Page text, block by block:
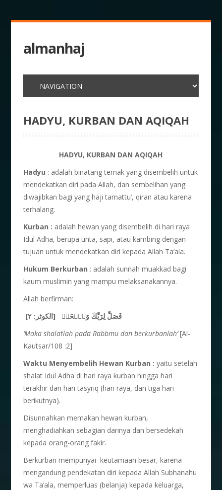
almanhaj
HADYU, KURBAN DAN AQIQAH
HADYU, KURBAN DAN AQIQAH
Hadyu : adalah binatang ternak yang disembelih untuk
mendekatkan diri pada Allah, dan sembelihan yang
diwajibkan bagi yang haji tamattu’, qiran atau karena
terhalang.
Kurban : adalah hewan yang disembelih di hari raya
Idul Adha, berupa unta, sapi, atau kambing dengan
tujuan untuk mendekatkan diri kepada Allah Ta’ala.
Hukum Berkurban : adalah sunnah muakkad bagi
kaum muslimin yang mampu melaksanakannya.
Allah berfirman:
‘Maka shalatlah pada Rabbmu dan berkurbanlah’[Al-
Kautsar/108 :2]
Waktu Menyembelih Hewan Kurban : yaitu setelah
shalat Idul Adha di hari raya kurban hingga hari
terakhir dari hari tasyriq (hari raya, dan tiga hari
berikutnya).
Disunnahkan memakan hewan kurban,
menghadiahkan sebagian darinya dan bersedekah
kepada orang-orang fakir.
Berkurban mempunyai keutamaan besar, karena
mengandung pendekatan diri kepada Allah Subhanahu
wa Ta’ala, memperluas (belanja) kepada keluarga,